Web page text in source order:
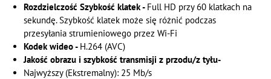
Rozdzielczość Szybkość klatek - Full HD przy 60 klatkach na
sekundę. Szybkość klatek może się różnić podczas
przesyłania strumieniowego przez Wi-Fi
Kodek wideo - H.264 (AVC)
Jakość obrazu i szybkość transmisji z przodu/z tyłu-
Najwyższy (Ekstremalny): 25 Mb/s